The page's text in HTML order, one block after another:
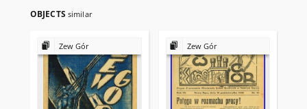
OBJECTS similar
Zew Gór Zew Gór